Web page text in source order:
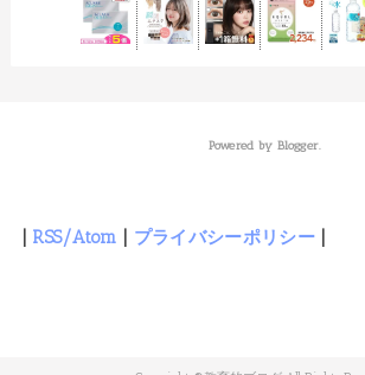
Powered by Blogger.
RSS/Atom プライバシーポリシー|